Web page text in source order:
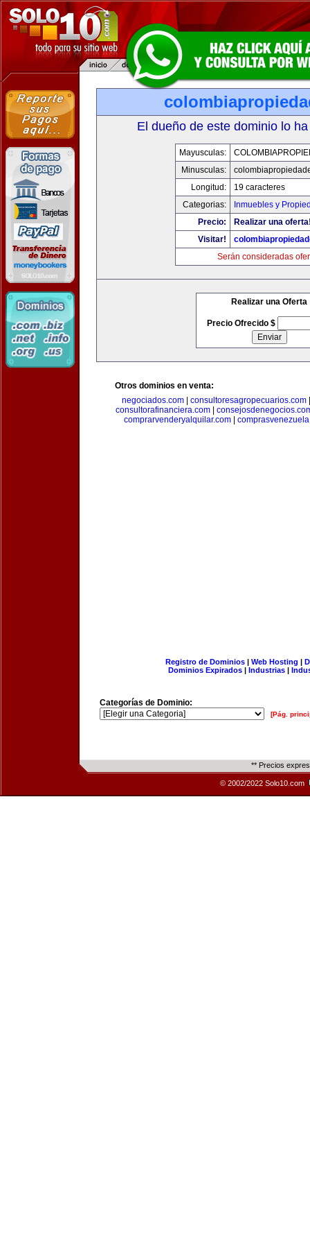
El dueño de este dominio lo
Mayusculas:
Minusculas:
Longitud:
19 caracteres
Categorias:
Inmuebles y
Precio:
Realizar una
Visitar!
Serán consideradas
Realizar una Oferta
Precio Ofrecido $
Otros dominios en venta:
negociados.com
consultoresagropecuarios.com
consultorafinanciera.com|
comprarvenderyalquilar.com|
Registro de Dominios| Web Hosting |
Dominios Expirados | Industrias |
Categorías de Dominio:
[Pág.
** Precios
© 2002/2022 Solo10.com